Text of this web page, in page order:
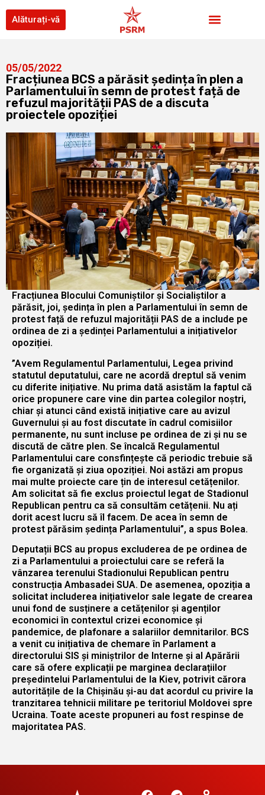
Alăturați-vă
05/05/2022
Fracțiunea BCS a părăsit ședința în plen a
Parlamentului în semn de protest față de
refuzul majorității PAS de a discuta
proiectele opoziției
Fracțiunea Blocului Comuniștilor și Socialiștilor a
părăsit, joi, ședința în plen a Parlamentului în semn de
protest față de refuzul majorității PAS de a include pe
ordinea de zi a ședinței Parlamentului a inițiativelor
opoziției.
”Avem Regulamentul Parlamentului, Legea privind
statutul deputatului, care ne acordă dreptul să venim
cu diferite inițiative. Nu prima dată asistăm la faptul că
orice propunere care vine din partea colegilor noștri,
chiar și atunci când există inițiative care au avizul
Guvernului și au fost discutate în cadrul comisiilor
permanente, nu sunt incluse pe ordinea de zi și nu se
discută de către plen. Se încalcă Regulamentul
Parlamentului care consfințește că periodic trebuie să
fie organizată și ziua opoziției. Noi astăzi am propus
mai multe proiecte care țin de interesul cetățenilor.
Am solicitat să fie exclus proiectul legat de Stadionul
Republican pentru ca să consultăm cetățenii. Nu ați
dorit acest lucru să îl facem. De acea în semn de
protest părăsim ședința Parlamentului”, a spus Bolea.
Deputații BCS au propus excluderea de pe ordinea de
zi a Parlamentului a proiectului care se referă la
vânzarea terenului Stadionului Republican pentru
construcția Ambasadei SUA. De asemenea, opoziția a
solicitat includerea inițiativelor sale legate de crearea
unui fond de susținere a cetățenilor și agenților
economici în contextul crizei economice și
pandemice, de plafonare a salariilor demnitarilor. BCS
a venit cu inițiativa de chemare în Parlament a
directorului SIS și miniștrilor de Interne și al Apărării
care să ofere explicații pe marginea declarațiilor
președintelui Parlamentului de la Kiev, potrivit cărora
autoritățile de la Chișinău și-au dat acordul cu privire la
tranzitarea tehnicii militare pe teritoriul Moldovei spre
Ucraina. Toate aceste propuneri au fost respinse de
majoritatea PAS.